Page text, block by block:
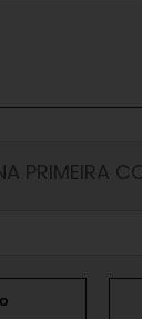
PRIMEIRA